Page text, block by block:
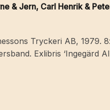
& Jern, Carl Henrik &
Tryckeri AB, 1979.
Exlibris ‘Ingegärd